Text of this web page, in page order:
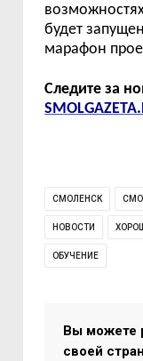
будет
марафон
Следите за
СМОЛЕНСК
НОВОСТИ
ОБУЧЕНИЕ
Вы можете
своей